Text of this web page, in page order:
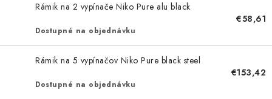
SVORKY, ROZBOČOVAČE A OSTATNÉ
BLESKOZVOD
BATÉRIE A NABÍJAČKY
Rámik na 2 vypínače Niko Pure alu black
Dostupné na objednávku
€58,61
Rámik na 5 vypínačov Niko Pure black steel
Dostupné na objednávku
€153,42